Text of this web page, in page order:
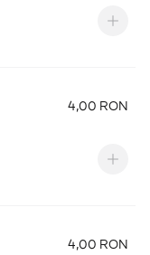
4,00 RON
4,00 RON